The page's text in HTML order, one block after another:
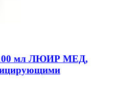
мл ЛЮИР МЕД,